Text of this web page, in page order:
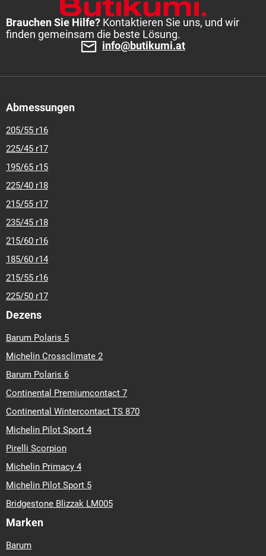
195-65-r-15 195-70-r-14 195-70-r-15 205-55-r-16
205-60-r-15 205-60-r-16 205-65-r-15 205-65-r-16 205-70-r-
15 215-60-r-16 215-65-r-15 215-65-r-16 215-70-r-15
Brauchen Sie Hilfe? Kontaktieren Sie uns, und wir
finden gemeinsam die beste Lösung.
info@butikumi.at
Abmessungen
205/55 r16
225/45 r17
195/65 r15
225/40 r18
215/55 r17
235/45 r18
215/60 r16
185/60 r14
215/55 r16
225/50 r17
Dezens
Barum Polaris 5
Michelin Crossclimate 2
Barum Polaris 6
Continental Premiumcontact 7
Continental Wintercontact TS 870
Michelin Pilot Sport 4
Pirelli Scorpion
Michelin Primacy 4
Michelin Pilot Sport 5
Bridgestone Blizzak LM005
Marken
Barum